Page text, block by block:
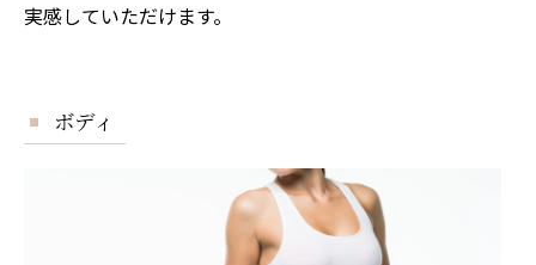
実感していただけます。
ボディ